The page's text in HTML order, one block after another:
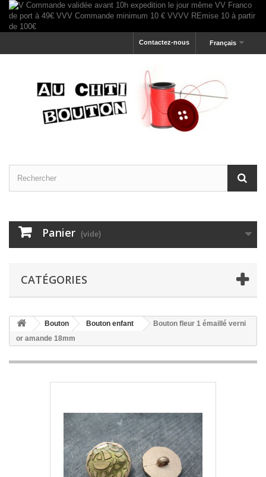
Français
Contactez-nous
Panier (vide)
CATÉGORIES
Bouton Bouton enfant
Bouton fleur 1 émaillé verni
or amande 18mm